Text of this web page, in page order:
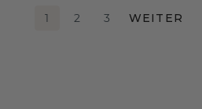
1 2 3 WEITER